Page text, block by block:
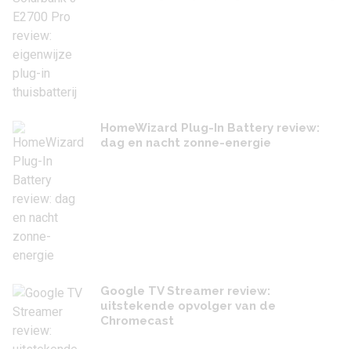
HomeWizard Plug-In Battery review:
dag en nacht zonne-energie
Google TV Streamer review:
uitstekende opvolger van de
Chromecast